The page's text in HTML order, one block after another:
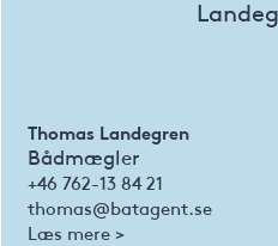
Thomas Landegren
Bådmægler
+46 762-13 84 21
thomas@batagent.se
Læs mere >